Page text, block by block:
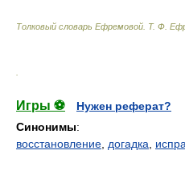
Толковый словарь Ефремовой Т. Ф.
Игры ⚽
Нужен реферат?
Синонимы:
восстановление догадка